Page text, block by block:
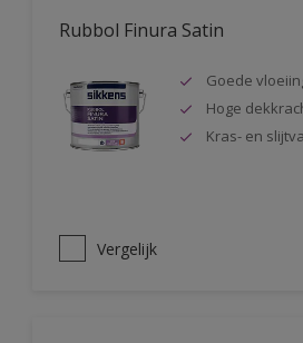
Rubbol Finura Satin
Goede
Hoge
Kras- en
Vergelijk